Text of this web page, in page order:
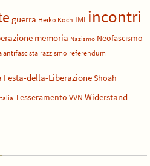
guerra Heiko Koch IMI incontri
memoria Nazismo Neofascismo
antifascista razzismo referendum
Festa-della-LiberazioneShoah
Tesseramento VVN Widerstand